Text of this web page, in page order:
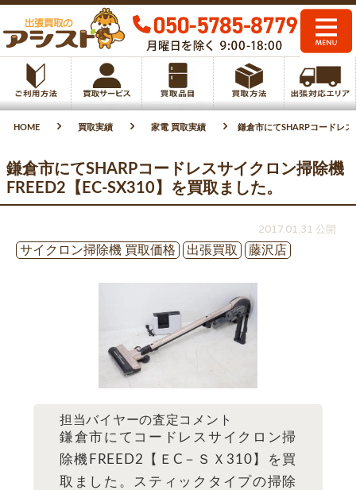
HOME 買取実績 家電 買取実績 鎌倉市にてSHARPコードレ
鎌倉市にてSHARPコードレスサイクロン掃除機
FREED2【EC-SX310】を買取ました。
2017.01.31 公開
サイクロン掃除機 買取価格
出張買取 藤沢店
担当バイヤーの査定コメント
鎌倉市にてコードレスサイクロン掃
除機FREED2【ＥC－ＳＸ310】を買
取ました。スティックタイプの掃除